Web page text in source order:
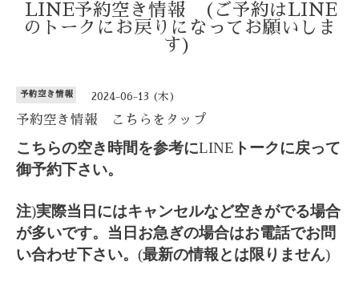
LINE予約空き情報 (ご予約はLINE
のトークにお戻りになってお願いしま
す)
予約空き情報 2024-06-13 (木)
予約空き情報 こちらをタップ
こちらの空き時間を参考にLINE トークに戻って
御予約下さい。
注)実際当日にはキャンセルなど空きがでる場合
が多いです。当日お急ぎの場合はお電話でお問
い合わせ下さい。 (最新の情報とは限りません)